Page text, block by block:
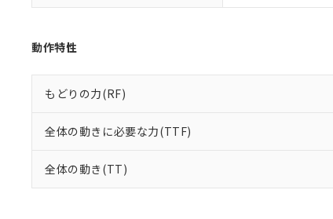
動作特性
もどりの力(RF)
全体の動きに必要な力(TTF)
全体の動き(TT)